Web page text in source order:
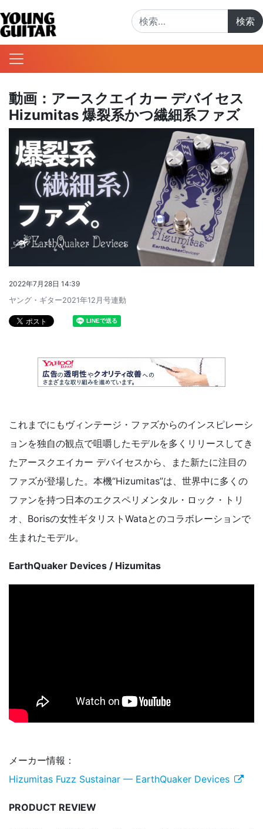
動画：アースクエイカー デバイセス
Hizumitas 爆裂系かつ繊細系ファズ
2022年7月28日 14:39
ヤング・ギター2021年12月号連動
これまでにもヴィンテージ・ファズからのインスピレーシ
ョンを独自の観点で咀嚼したモデルを多くリリースしてき
たアースクエイカー デバイセスから、また新たに注目の
ファズが登場した。本機“Hizumitas”は、世界中に多くの
ファンを持つ日本のエクスペリメンタル・ロック・トリ
オ、Borisの女性ギタリストWataとのコラボレーションで
生まれたモデル。
EarthQuaker Devices / Hizumitas
メーカー情報：
Hizumitas Fuzz Sustainar — EarthQuaker Devices
PRODUCT REVIEW